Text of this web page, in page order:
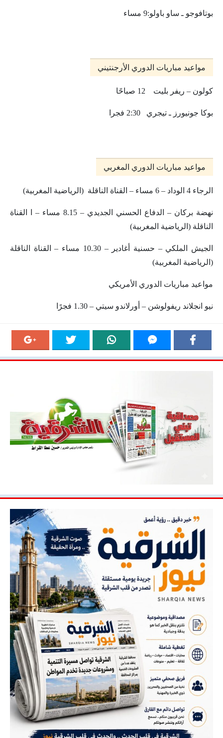
بوتافوجو ـ ساو باولو:9 مساء
مواعيد مباريات الدوري الأرجنتيني
كولون – ريفر بليت 12 صباحًا
بوكا جونيورز ـ تيجري 2:30 فجرا
مواعيد مباريات الدوري المغربي
الرجاء 4 الوداد – 6 مساء – القناة الناقلة (الرياضية المغربية)
نهضة بركان – الدفاع الحسني الجديدي – 8.15 مساء – ا القناة
الناقلة (الرياضية المغربية)
الجيش الملكي – حسنية أغادير – 10.30 مساء – القناة الناقلة
(الرياضية المغربية)
مواعيد مباريات الدوري الأمريكي
نيو انجلاند ريفولوشن – أورلاندو سيتي – 1.30 فجرًا